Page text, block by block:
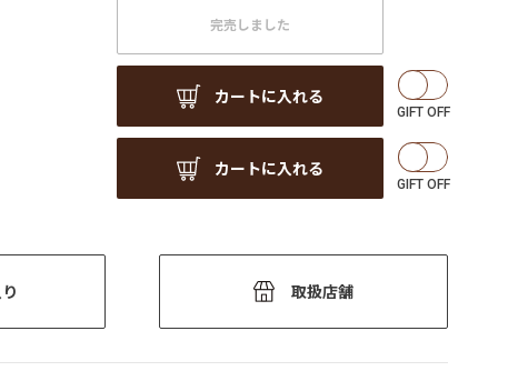
完売しました
カートに入れる
カートに入れる
取扱店舗